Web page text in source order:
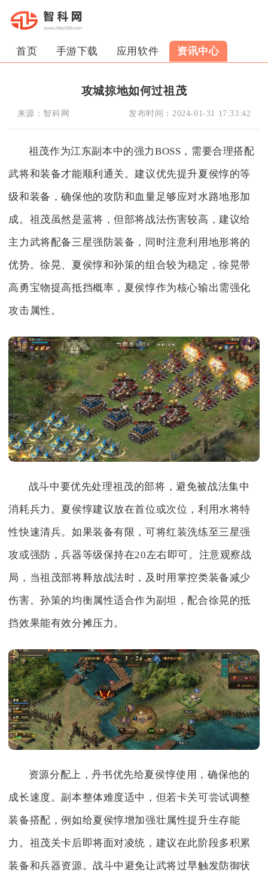
首页 手游下载 应用软件 资讯中心
攻城掠地如何过祖茂
来源： 智科网 发布时间： 2024-01-31 17:33:42
祖茂作为江东副本中的强力BOSS，需要合理搭配
武将和装备才能顺利通关。建议优先提升夏侯惇的等
级和装备，确保他的攻防和血量足够应对水路地形加
成。祖茂虽然是蓝将，但部将战法伤害较高，建议给
主力武将配备三星强防装备，同时注意利用地形将的
优势。徐晃、夏侯惇和孙策的组合较为稳定，徐晃带
高勇宝物提高抵挡概率，夏侯惇作为核心输出需强化
攻击属性。
战斗中要优先处理祖茂的部将，避免被战法集中
消耗兵力。夏侯惇建议放在首位或次位，利用水将特
性快速清兵。如果装备有限，可将红装洗练至三星强
攻或强防，兵器等级保持在20左右即可。注意观察战
局，当祖茂部将释放战法时，及时用掌控类装备减少
伤害。孙策的均衡属性适合作为副坦，配合徐晃的抵
挡效果能有效分摊压力。
资源分配上，丹书优先给夏侯惇使用，确保他的
成长速度。副本整体难度适中，但若卡关可尝试调整
装备搭配，例如给夏侯惇增加强壮属性提升生存能
力。祖茂关卡后即将面对凌统，建议在此阶段多积累
装备和兵器资源。战斗中避免让武将过早触发防御状